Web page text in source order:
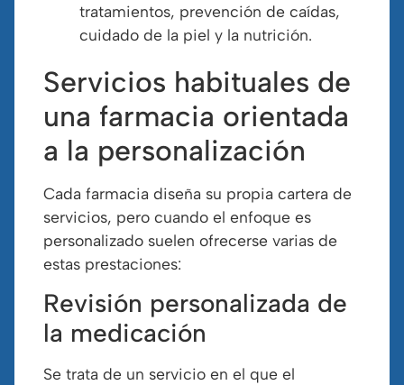
tratamientos, prevención de caídas,
cuidado de la piel y la nutrición.
Servicios habituales de
una farmacia orientada
a la personalización
Cada farmacia diseña su propia cartera de
servicios, pero cuando el enfoque es
personalizado suelen ofrecerse varias de
estas prestaciones:
Revisión personalizada de
la medicación
Se trata de un servicio en el que el